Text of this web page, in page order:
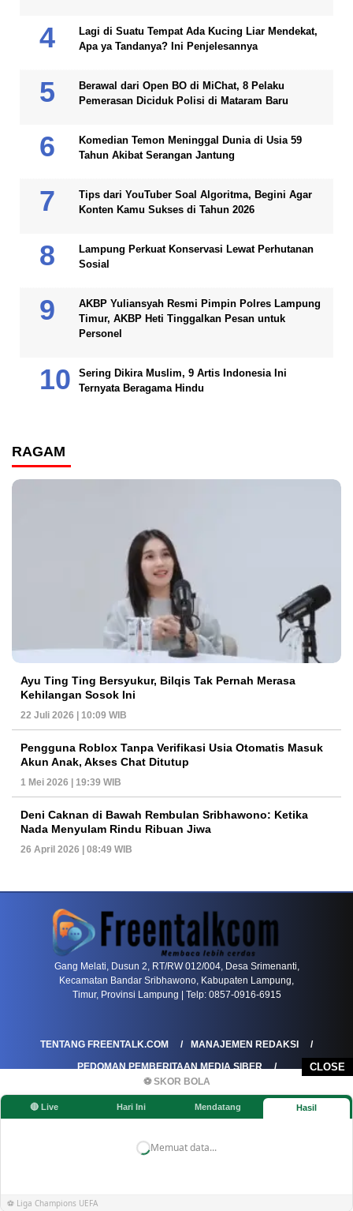
CLOSE
⚽ SKOR BOLA
🔴 Live Hari Ini Mendatang Hasil
Memuat data...
⚽ Liga Champions UEFA
Lagi di Suatu Tempat Ada Kucing Liar Mendekat,
Apa ya Tandanya? Ini Penjelesannya
Berawal dari Open BO di MiChat, 8 Pelaku
Pemerasan Diciduk Polisi di Mataram Baru
Komedian Temon Meninggal Dunia di Usia 59
Tahun Akibat Serangan Jantung
Tips dari YouTuber Soal Algoritma, Begini Agar
Konten Kamu Sukses di Tahun 2026
Lampung Perkuat Konservasi Lewat Perhutanan
Sosial
AKBP Yuliansyah Resmi Pimpin Polres Lampung
Timur, AKBP Heti Tinggalkan Pesan untuk
Personel
Sering Dikira Muslim, 9 Artis Indonesia Ini
Ternyata Beragama Hindu
RAGAM
Ayu Ting Ting Bersyukur, Bilqis Tak Pernah Merasa
Kehilangan Sosok Ini
22 Juli 2026 | 10:09 WIB
Pengguna Roblox Tanpa Verifikasi Usia Otomatis Masuk
Akun Anak, Akses Chat Ditutup
1 Mei 2026 | 19:39 WIB
Deni Caknan di Bawah Rembulan Sribhawono: Ketika
Nada Menyulam Rindu Ribuan Jiwa
26 April 2026 | 08:49 WIB
Gang Melati, Dusun 2, RT/RW 012/004, Desa Srimenanti,
Kecamatan Bandar Sribhawono, Kabupaten Lampung,
Timur, Provinsi Lampung | Telp: 0857-0916-6915
TENTANG FREENTALK.COM
MANAJEMEN REDAKSI
PEDOMAN PEMBERITAAN MEDIA SIBER
PEDOMAN PEMBERITAAN RAMAH ANAK
KOREKSI & KLARIFIKASI
KEBIJAKAN IKLAN / ADVERTORIAL